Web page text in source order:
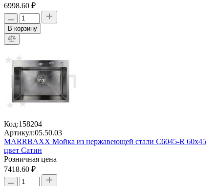
6998.60 ₽
В корзину
Код:158204
Артикул:05.50.03
MARRBAXX Мойка из нержавеющей стали C6045-R 60х45
цвет Сатин
Розничная цена
7418.60 ₽